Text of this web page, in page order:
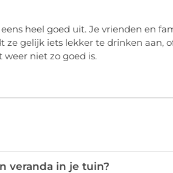
heel goed uit. Je vrienden en
gelijk iets lekker te drinken aan,
weer niet zo goed is.
veranda in je tuin?